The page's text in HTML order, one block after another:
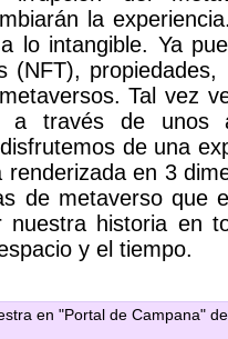
la
lo intangible. Ya
(NFT),
Tal vez
a través de unos
de una
renderizada en 3
de metaverso que
nuestra historia en
y el tiempo.
en "Portal de Campana"